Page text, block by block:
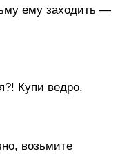
ему заходить —
Купи ведро.
возьмите